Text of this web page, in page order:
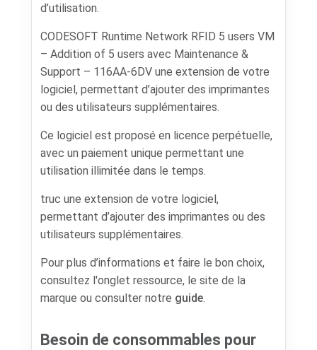
d’utilisation.
CODESOFT Runtime Network RFID 5 users VM
– Addition of 5 users avec Maintenance &
Support – 116AA-6DV une extension de votre
logiciel, permettant d’ajouter des imprimantes
ou des utilisateurs supplémentaires.
Ce logiciel est proposé en licence perpétuelle,
avec un paiement unique permettant une
utilisation illimitée dans le temps.
truc une extension de votre logiciel,
permettant d’ajouter des imprimantes ou des
utilisateurs supplémentaires.
Pour plus d’informations et faire le bon choix,
consultez l'onglet ressource, le site de la
marque ou consulter notre guide.
Besoin de consommables pour